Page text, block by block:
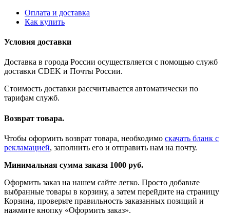
Оплата и доставка
Как купить
Условия доставки
Доставка в города России осуществляется с помощью служб
доставки CDEK и Почты России.
Стоимость доставки рассчитывается автоматически по
тарифам служб.
Возврат товара.
Чтобы оформить возврат товара, необходимо скачать бланк с
рекламацией, заполнить его и отправить нам на почту.
Минимальная сумма заказа 1000 руб.
Оформить заказ на нашем сайте легко. Просто добавьте
выбранные товары в корзину, а затем перейдите на страницу
Корзина, проверьте правильность заказанных позиций и
нажмите кнопку «Оформить заказ».